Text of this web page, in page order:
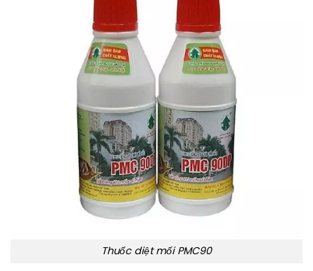
Thuốc diệt mối PMC90